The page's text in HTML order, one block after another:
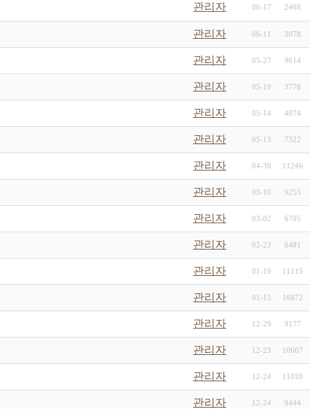
관리자 06-17 2468
관리자 06-11 3078
관리자 05-27 9614
관리자 05-19 3778
관리자 05-14 4074
관리자 05-13 7322
관리자 04-30 11246
관리자 03-16 9255
관리자 03-02 6705
관리자 02-23 6481
관리자 01-19 11115
관리자 01-15 16872
관리자 12-29 9177
관리자 12-23 10607
관리자 12-24 11020
관리자 12-24 9444